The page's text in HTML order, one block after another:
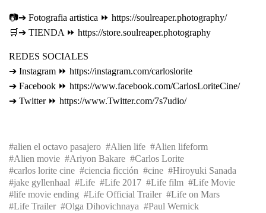
📷➔ Fotografia artistica ⏩ https://soulreaper.photography/
🛒➔ TIENDA ⏩ https://store.soulreaper.photography
REDES SOCIALES
➔ Instagram ⏩ https://instagram.com/carloslorite
➔ Facebook ⏩ https://www.facebook.com/CarlosLoriteCine/
➔ Twitter ⏩ https://www.Twitter.com/7s7udio/
alien el octavo pasajero Alien life
Alien lifeform
Alien movie
Ariyon Bakare
Carlos Lorite
carlos lorite cine
ciencia ficción cine
Hiroyuki Sanada
jake gyllenhaal
Life Life 2017 Life film
Life Movie
life movie ending
Life Official Trailer
Life on Mars
Life Trailer
Olga Dihovichnaya
Paul Wernick